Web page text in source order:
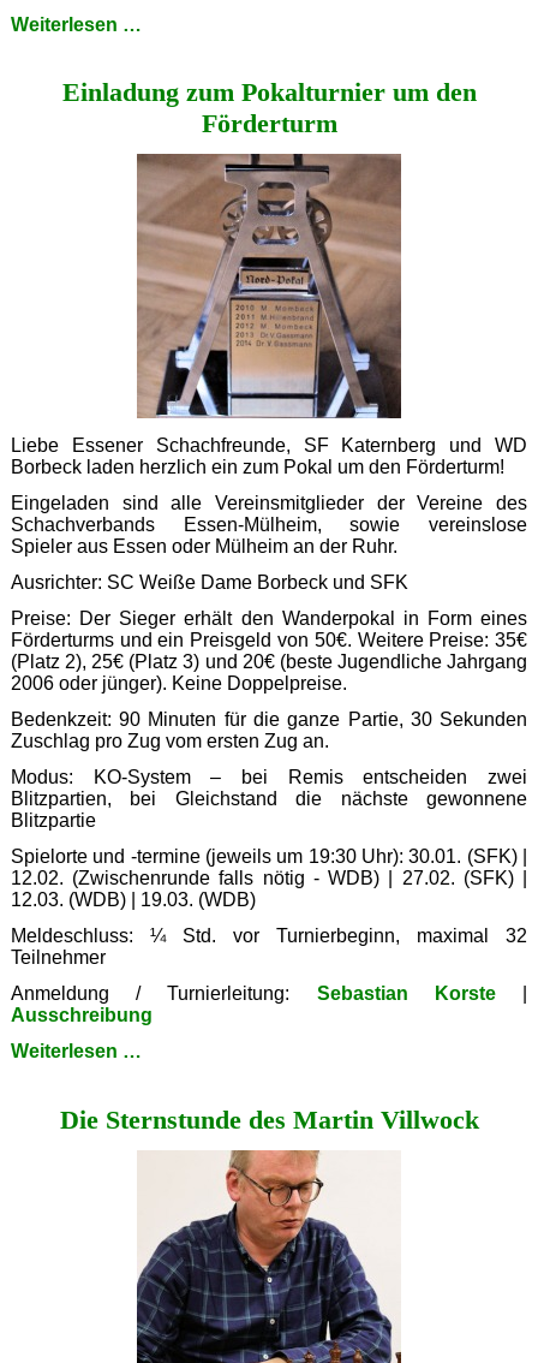
Weiterlesen …
alten
Säcke
Einladung zum Pokalturnier um den
Förderturm
Liebe Essener Schachfreunde, SF Katernberg und WD
Borbeck laden herzlich ein zum Pokal um den Förderturm!
Eingeladen sind alle Vereinsmitglieder der Vereine des
Schachverbands Essen-Mülheim, sowie vereinslose
Spieler aus Essen oder Mülheim an der Ruhr.
Ausrichter: SC Weiße Dame Borbeck und SFK
Preise: Der Sieger erhält den Wanderpokal in Form eines
Förderturms und ein Preisgeld von 50€. Weitere Preise: 35€
(Platz 2), 25€ (Platz 3) und 20€ (beste Jugendliche Jahrgang
2006 oder jünger). Keine Doppelpreise.
Bedenkzeit: 90 Minuten für die ganze Partie, 30 Sekunden
Zuschlag pro Zug vom ersten Zug an.
Modus: KO-System – bei Remis entscheiden zwei
Blitzpartien, bei Gleichstand die nächste gewonnene
Blitzpartie
Spielorte und -termine (jeweils um 19:30 Uhr): 30.01. (SFK) |
12.02. (Zwischenrunde falls nötig - WDB) | 27.02. (SFK) |
12.03. (WDB) | 19.03. (WDB)
Meldeschluss: ¼ Std. vor Turnierbeginn, maximal 32
Teilnehmer
Anmeldung / Turnierleitung: Sebastian Korste|
Ausschreibung
Weiterlesen …
um
Förderturm
Die Sternstunde des Martin Villwock